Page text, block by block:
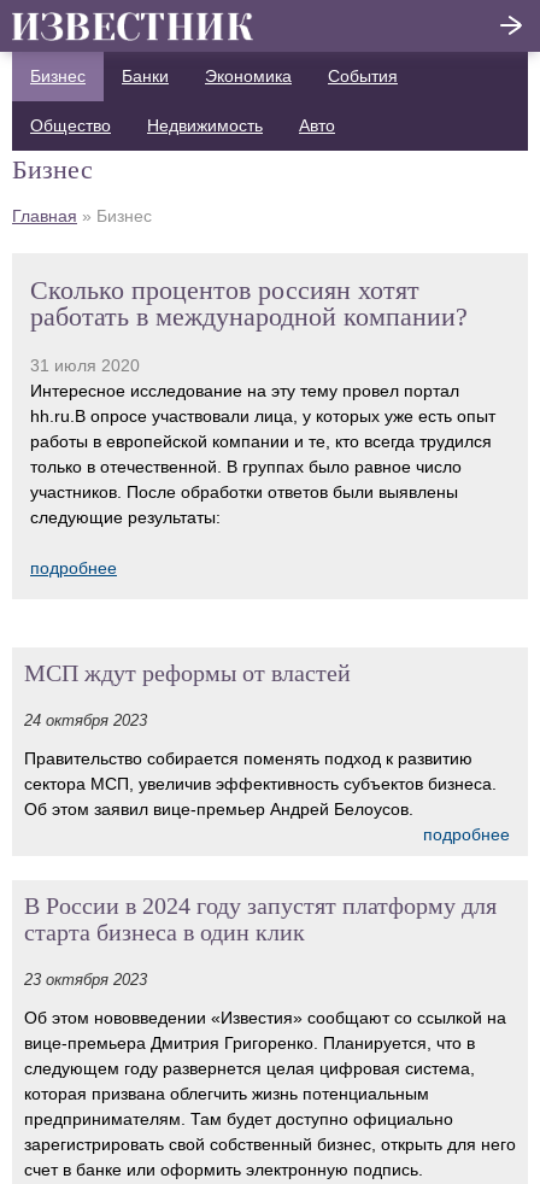
Бизнес Банки Экономика События
Общество Недвижимость Авто
Бизнес
Главная » Бизнес
Сколько процентов россиян хотят
работать в международной компании?
31 июля 2020
Интересное исследование на эту тему провел портал
hh.ru.В опросе участвовали лица, у которых уже есть опыт
работы в европейской компании и те, кто всегда трудился
только в отечественной. В группах было равное число
участников. После обработки ответов были выявлены
следующие результаты:
подробнее
МСП ждут реформы от властей
24 октября 2023
Правительство собирается поменять подход к развитию
сектора МСП, увеличив эффективность субъектов бизнеса.
Об этом заявил вице-премьер Андрей Белоусов.
подробнее
В России в 2024 году запустят платформу для
старта бизнеса в один клик
23 октября 2023
Об этом нововведении «Известия» сообщают со ссылкой на
вице-премьера Дмитрия Григоренко. Планируется, что в
следующем году развернется целая цифровая система,
которая призвана облегчить жизнь потенциальным
предпринимателям. Там будет доступно официально
зарегистрировать свой собственный бизнес, открыть для него
счет в банке или оформить электронную подпись.
Написать отзыв
Главная
Поделиться